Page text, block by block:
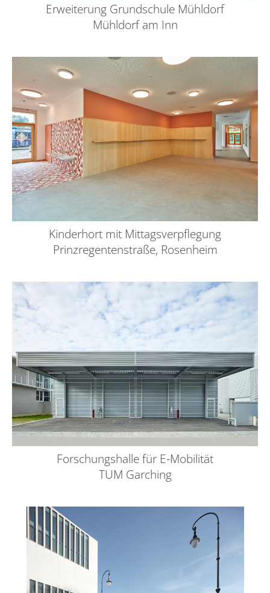
Erweiterung Grundschule Mühldorf
Mühldorf am Inn
Kinderhort mit Mittagsverpflegung
Prinzregentenstraße, Rosenheim
Forschungshalle für E-Mobilität
TUM Garching